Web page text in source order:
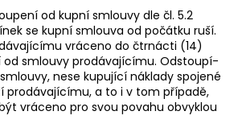
od kupní smlouvy dle čl. 5.2
se kupní smlouva od počátku ruší.
vráceno do čtrnácti (14)
smlouvy prodávajícímu. Odstoupí-
nese kupující náklady spojené
prodávajícímu, a to i v tom případě,
vráceno pro svou povahu obvyklou